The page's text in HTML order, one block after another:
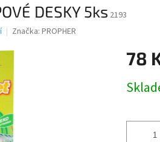
DESKY 5ks 2193
Značka: PROPHER
78
cena: